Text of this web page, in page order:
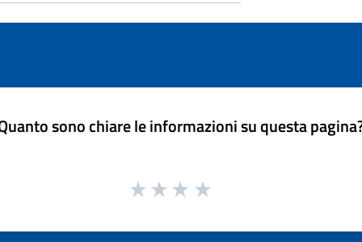
sono chiare le informazioni su questa